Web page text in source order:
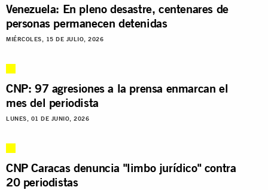
Venezuela: En pleno desastre, centenares de
personas permanecen detenidas
MIÉRCOLES, 15 DE JULIO, 2026
CNP: 97 agresiones a la prensa enmarcan el
mes del periodista
LUNES, 01 DE JUNIO, 2026
CNP Caracas denuncia "limbo jurídico" contra
20 periodistas